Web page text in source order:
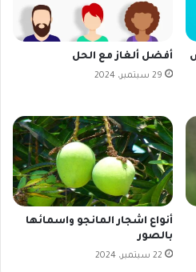
أفضل ألغاز مع الحل
29 سبتمبر، 2024
أنواع اشجار المانجو واسمائها
بالصور
22 سبتمبر، 2024